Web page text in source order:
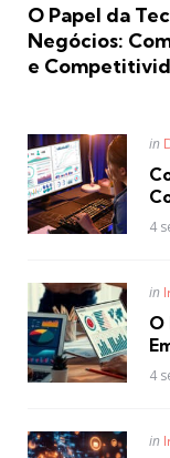
O Papel da
Negócios:
e
in
4
in
O
4
in